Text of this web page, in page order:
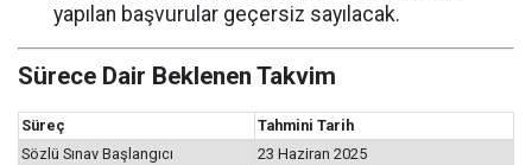
yapılan başvurular geçersiz sayılacak.
Sürece Dair Beklenen Takvim
Süreç
Tahmini Tarih
Sözlü Sınav Başlangıcı
23 Haziran 2025